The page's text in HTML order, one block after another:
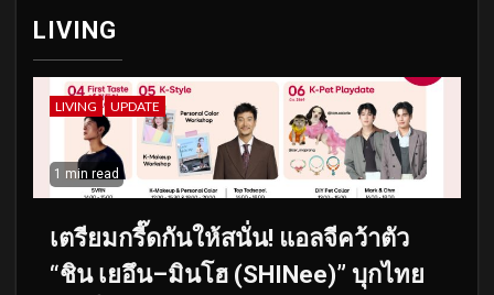
LIVING
LIVING UPDATE
1 min read
เตรียมกรี๊ดกันให้สนั่น! แอลจีคว้าตัว
“ชิน เยอึน–มินโฮ (SHINee)” บุกไทย